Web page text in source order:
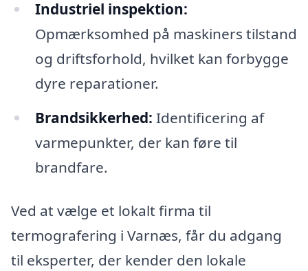
Industriel inspektion:
Opmærksomhed på maskiners tilstand
og driftsforhold, hvilket kan forbygge
dyre reparationer.
Brandsikkerhed: Identificering af
varmepunkter, der kan føre til
brandfare.
Ved at vælge et lokalt firma til
termografering i Varnæs, får du adgang
til eksperter, der kender den lokale